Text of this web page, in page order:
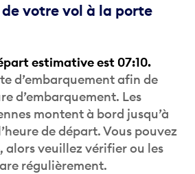
votre vol à la porte
estimative est 07:10.
d’embarquement afin de
d’embarquement. Les
montent à bord jusqu’à
de départ. Vous pouvez
alors veuillez vérifier ou les
régulièrement.